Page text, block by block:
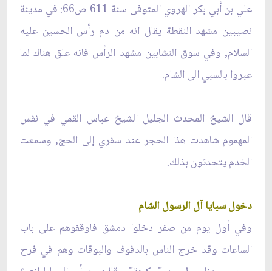
علي بن أبي بكر الهروي المتوفى سنة 611 ص66: في مدينة
نصيبين مشهد النقطة يقال انه من دم رأس الحسين عليه
السلام, وفي سوق النشابين مشهد الرأس فانه علق هناك لما
عبروا بالسبي الى الشام.
قال الشيخ المحدث الجليل الشيخ عباس القمي في نفس
المهموم شاهدت هذا الحجر عند سفري إلى الحج, وسمعت
الخدم يتحدثون بذلك.
دخول سبايا آل الرسول الشام
وفي أول يوم من صفر دخلوا دمشق فاوقفوهم على باب
الساعات وقد خرج الناس بالدفوف والبوقات وهم في فرح